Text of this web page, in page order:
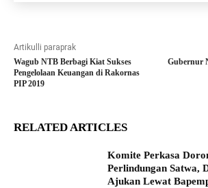
Artikulli paraprak
Wagub NTB Berbagi Kiat Sukses
Pengelolaan Keuangan di Rakornas
PIP 2019
Gubernur
RELATED ARTICLES
Komite Perkasa
Perlindungan Satwa,
Ajukan Lewat